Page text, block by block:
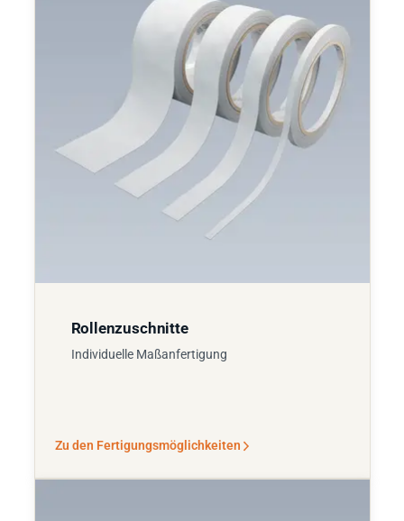
Rollenzuschnitte
Individuelle Maßanfertigung
Zu den Fertigungsmöglichkeiten